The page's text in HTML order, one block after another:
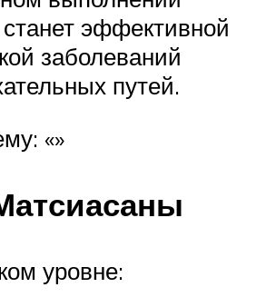
эффективной
заболеваний
путей.
«»
уровне: